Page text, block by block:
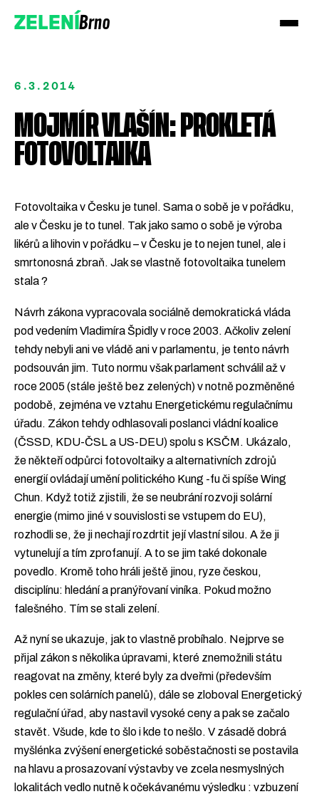
ZELENÍBrno
Podpořte nás darem
6.3.2014
MOJMÍR VLAŠÍN: PROKLETÁ
FOTOVOLTAIKA
Fotovoltaika v Česku je tunel. Sama o sobě je v pořádku,
ale v Česku je to tunel. Tak jako samo o sobě je výroba
likérů a lihovin v pořádku – v Česku je to nejen tunel, ale i
smrtonosná zbraň. Jak se vlastně fotovoltaika tunelem
stala ?
Návrh zákona vypracovala sociálně demokratická vláda
pod vedením Vladimíra Špidly v roce 2003. Ačkoliv zelení
tehdy nebyli ani ve vládě ani v parlamentu, je tento návrh
podsouván jim. Tuto normu však parlament schválil až v
roce 2005 (stále ještě bez zelených) v notně pozměněné
podobě, zejména ve vztahu Energetickému regulačnímu
úřadu. Zákon tehdy odhlasovali poslanci vládní koalice
(ČSSD, KDU-ČSL a US-DEU) spolu s KSČM. Ukázalo,
že někteří odpůrci fotovoltaiky a alternativních zdrojů
energií ovládají umění politického Kung -fu či spíše Wing
Chun. Když totiž zjistili, že se neubrání rozvoji solární
energie (mimo jiné v souvislosti se vstupem do EU),
rozhodli se, že ji nechají rozdrtit její vlastní silou. A že ji
vytunelují a tím zprofanují. A to se jim také dokonale
povedlo. Kromě toho hráli ještě jinou, ryze českou,
disciplínu: hledání a pranýřovaní viníka. Pokud možno
falešného. Tím se stali zelení.
Až nyní se ukazuje, jak to vlastně probíhalo. Nejprve se
přijal zákon s několika úpravami, které znemožnili státu
reagovat na změny, které byly za dveřmi (především
pokles cen solárních panelů), dále se zloboval Energetický
regulační úřad, aby nastavil vysoké ceny a pak se začalo
stavět. Všude, kde to šlo i kde to nešlo. V zásadě dobrá
myšlénka zvýšení energetické soběstačnosti se postavila
na hlavu a prosazovaní výstavby ve zcela nesmyslných
lokalitách vedlo nutně k očekávanému výsledku : vzbuzení